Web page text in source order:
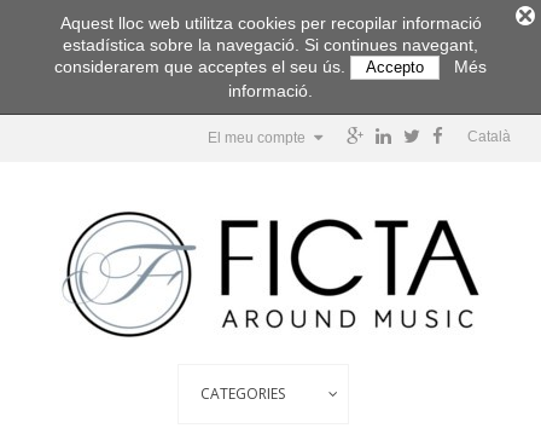
Català
El meu compte
Aquest lloc web utilitza cookies per recopilar informació
estadística sobre la navegació. Si continues navegant,
considerarem que acceptes el seu ús.
Accepto
Més
informació.